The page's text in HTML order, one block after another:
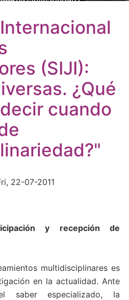
(SIJI):
¿Qué
cuando
22-07-2011
y recepción de
multidisciplinares es
en la actualidad. Ante
saber especializado, la